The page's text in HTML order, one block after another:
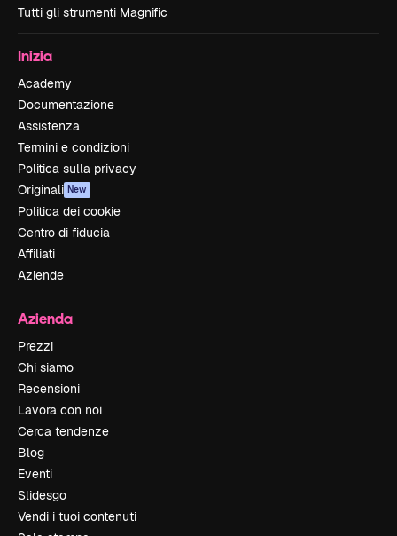
Tutti gli strumenti Magnific
Inizia
Academy
Documentazione
Assistenza
Termini e condizioni
Politica sulla privacy
Originali New
Politica dei cookie
Centro di fiducia
Affiliati
Aziende
Azienda
Prezzi
Chi siamo
Recensioni
Lavora con noi
Cerca tendenze
Blog
Eventi
Slidesgo
Vendi i tuoi contenuti